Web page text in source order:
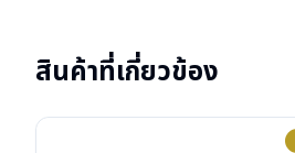
สินค้าที่เกี่ยวข้อง